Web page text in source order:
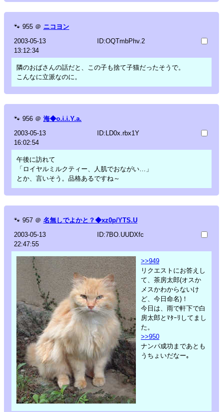
🐾 955 ＠ ニコヨン
2003-05-13
13:12:34
ID:OQTmbPhv.2
隣のおばさんの話だと、この子も捨て子猫だったそうで。
こんなに立派なのに。
🐾 956 ＠ 海◆o.i.i.Y.a.
2003-05-13
16:02:54
ID:LD0x.rbx1Y
午後に訪れて
「ロイヤルミルクティー、人肌でおながい…」
とか、言いそう。品格あるですね～
🐾 957 ＠ 名無しでよかと？◆xz0p/YTS.U
2003-05-13
22:47:55
ID:7BO.UUDXfc
>>949
リクエストにお答えし
て、茶房太郎(オスか
メスかわからないけ
ど、今日命名)！
今日は、雨で軒下で白
房太郎とﾏﾀｰﾘしてまし
た。
>>950
ナンパ成功まであとも
うちょいだなー｡